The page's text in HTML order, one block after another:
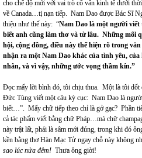
cho chế độ mới với vai trò cố vấn kinh tế dưới
về Canada…tị nạn tiếp. Nam Dao được Bác Sĩ
thiệu như thế này: “Nam Dao là một người
biết anh cũng làm thơ và từ lâu. Những mối
hội, cộng đồng, điều này thể hiện rõ trong
nhận ra một Nam Dao khác của tình yêu,
nhân, và vì vậy, những ước vọng thầm kín.”
Đọc mấy lời bình đó, tôi chịu thua. Một là tôi dốt
Đức Tùng viết một câu kỳ cục: Nam Dao là
biết…”. Mấy chữ tiếp theo chỉ là gở gạc? Phần
cả tác phẩm viết bằng chữ Pháp…mà chữ
này trật lất, phải là sâm mới đúng, trong khi đó
kền bằng thơ Hàn Mạc Tử ngay chỗ này không
sao lúc nửa đêm! Thưa ông giời!